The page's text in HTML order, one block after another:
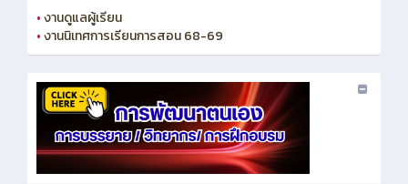
•งานดูแลผู้เรียน
•งานนิเทศการเรียนการสอน 68-69